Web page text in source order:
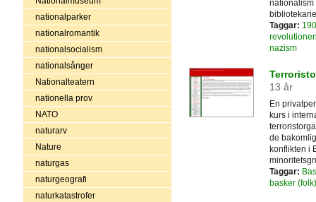
nationalparker
nationalromantik
nationalsocialism
nationalsånger
Nationalteatern
nationella prov
NATO
naturarv
Nature
naturgas
naturgeografi
naturkatastrofer
nationalism
Taggar:
nazism
13 år
En
kurs i
de
konflikten i
Taggar:
basker (folk)